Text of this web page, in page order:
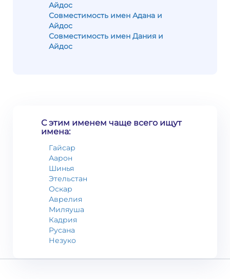
Айдос
Совместимость имен Адана и
Айдос
Совместимость имен Дания и
Айдос
С этим именем чаще всего ищут
имена:
Гайсар
Аарон
Шинья
Этельстан
Оскар
Аврелия
Миляуша
Кадрия
Русана
Незуко